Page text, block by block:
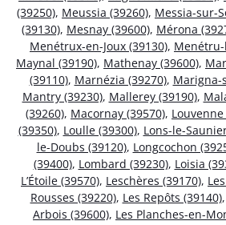
(39250), Meussia (39260), Messia-sur-
(39130), Mesnay (39600), Mérona
Menétrux-en-Joux (39130), Menétru-
Maynal (39190), Mathenay (39600),
(39110), Marnézia (39270), Marigna-
Mantry (39230), Mallerey (39190),
(39260), Macornay (39570), Louvenne
(39350), Loulle (39300), Lons-le-
le-Doubs (39120), Longcochon
(39400), Lombard (39230), Loisia
L’Étoile (39570), Leschères (39170),
Rousses (39220), Les Repôts (39140),
Arbois (39600), Les Planches-en-